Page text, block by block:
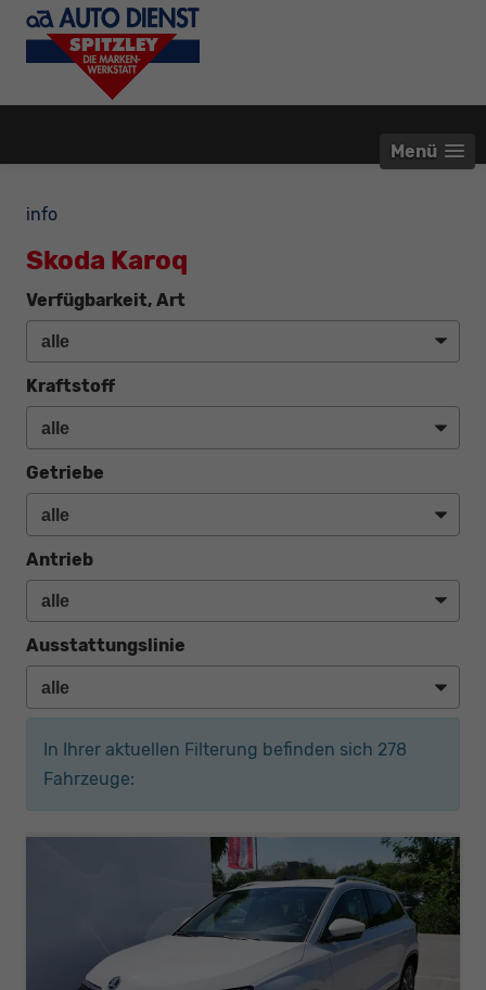
Menü
info
Skoda Karoq
Verfügbarkeit, Art
Kraftstoff
Getriebe
Antrieb
Ausstattungslinie
In Ihrer aktuellen Filterung befinden sich 278
Fahrzeuge: